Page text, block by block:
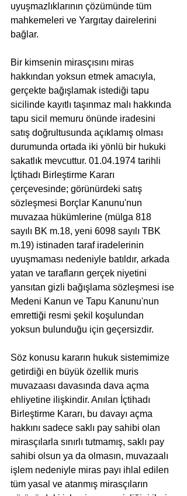
uyuşmazlıklarının çözümünde tüm
mahkemeleri ve Yargıtay dairelerini
bağlar.
Bir kimsenin mirasçısını miras
hakkından yoksun etmek amacıyla,
gerçekte bağışlamak istediği tapu
sicilinde kayıtlı taşınmaz malı hakkında
tapu sicil memuru önünde iradesini
satış doğrultusunda açıklamış olması
durumunda ortada iki yönlü bir hukuki
sakatlık mevcuttur. 01.04.1974 tarihli
İçtihadı Birleştirme Kararı
çerçevesinde; görünürdeki satış
sözleşmesi Borçlar Kanunu'nun
muvazaa hükümlerine (mülga 818
sayılı BK m.18, yeni 6098 sayılı TBK
m.19) istinaden taraf iradelerinin
uyuşmaması nedeniyle batıldır, arkada
yatan ve tarafların gerçek niyetini
yansıtan gizli bağışlama sözleşmesi ise
Medeni Kanun ve Tapu Kanunu'nun
emrettiği resmi şekil koşulundan
yoksun bulunduğu için geçersizdir.
Söz konusu kararın hukuk sistemimize
getirdiği en büyük özellik muris
muvazaası davasında dava açma
ehliyetine ilişkindir. Anılan İçtihadı
Birleştirme Kararı, bu davayı açma
hakkını sadece saklı pay sahibi olan
mirasçılarla sınırlı tutmamış, saklı pay
sahibi olsun ya da olmasın, muvazaalı
işlem nedeniyle miras payı ihlal edilen
tüm yasal ve atanmış mirasçıların